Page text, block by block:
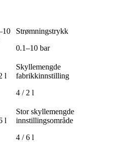
Strømningstrykk
0.1–10 bar
l
Skyllemengde
fabrikkinnstilling
4 / 2 l
l
Stor skyllemengde
innstillingsområde
4 / 6 l